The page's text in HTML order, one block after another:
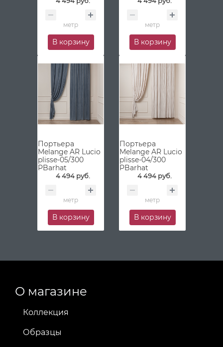
метр
В корзину
метр
В корзину
Портьера
Melange AR Lucio
plisse-05/300
PBarhat
4 494 руб.
метр
В корзину
Портьера
Melange AR Lucio
plisse-04/300
PBarhat
4 494 руб.
метр
В корзину
О магазине
Коллекция
Образцы